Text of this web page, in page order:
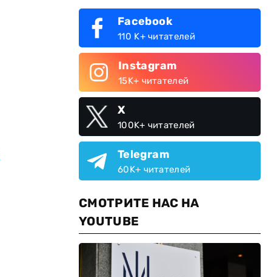
Facebook
110 K+ читателей
Instagram
15K+ читателей
X
100K+ читателей
Telegram
60K+ читателей
СМОТРИТЕ НАС НА
YOUTUBE